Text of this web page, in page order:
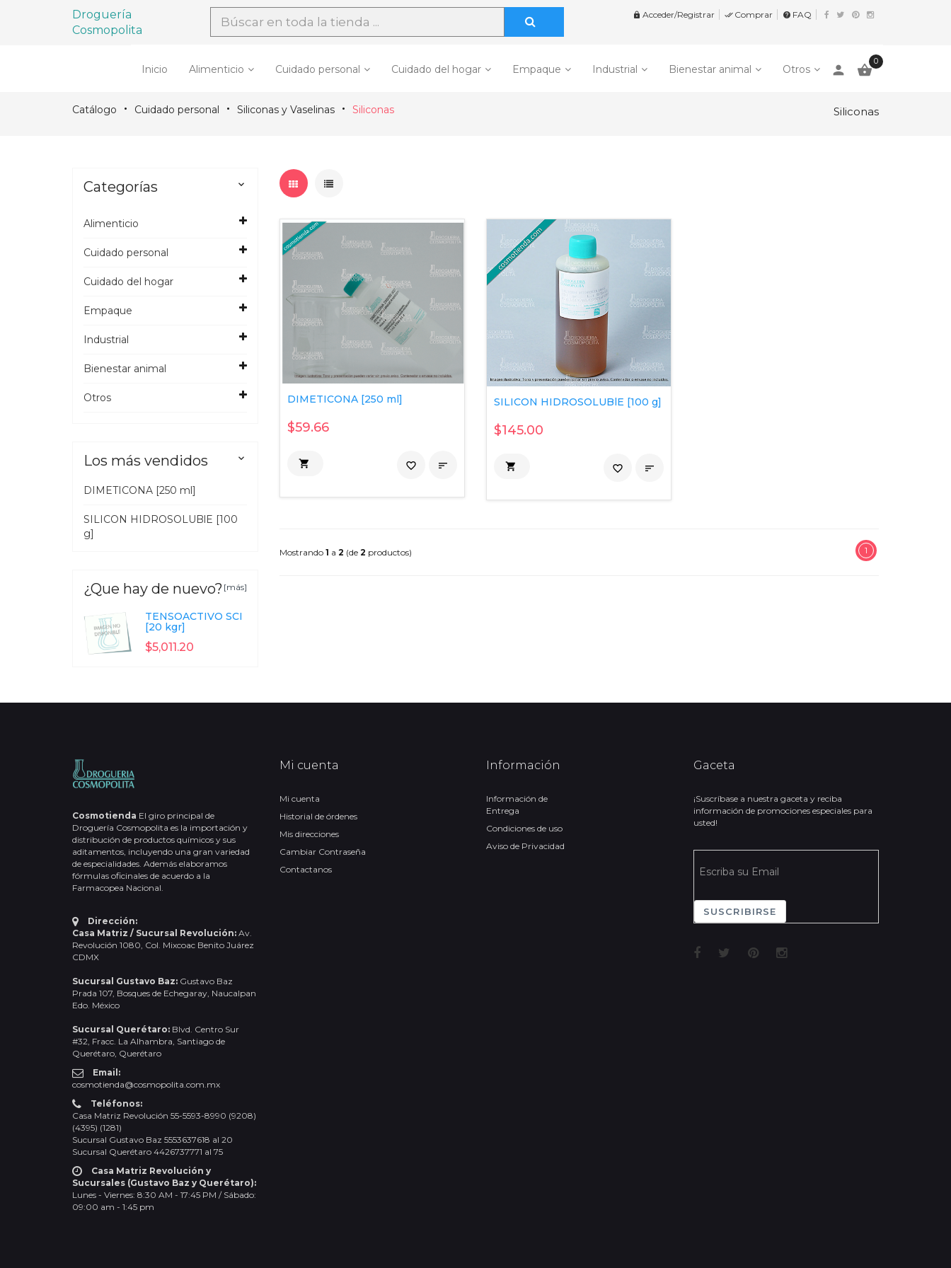
Droguería
Cosmopolita
 Acceder/Registrar  Comprar help FAQ
Inicio Alimenticio Cuidado personal Cuidado del hogar Empaque Industrial Bienestar animal Otros person 
0
Catálogo Cuidado personal Siliconas y Vaselinas Siliconas Siliconas
DIMETICONA [250 ml]
$59.66
 
favorite_border
SILICON HIDROSOLUBlE [100 g]
$145.00
 
favorite_border
Mostrando 1 a 2 (de 2 productos) 1
Categorías 
Alimenticio
Cuidado personal
Cuidado del hogar
Empaque
Industrial
Bienestar animal
Otros
Los más vendidos 
DIMETICONA [250 ml]
SILICON HIDROSOLUBlE [100
g]
¿Que hay de nuevo? [más]
TENSOACTIVO SCI
[20 kgr]
$5,011.20
Cosmotienda El giro principal de
Droguería Cosmopolita es la importación y
distribución de productos químicos y sus
aditamentos, incluyendo una gran variedad
de especialidades. Además elaboramos
fórmulas oficinales de acuerdo a la
Farmacopea Nacional.
Dirección:
Casa Matriz / Sucursal Revolución: Av.
Revolución 1080, Col. Mixcoac Benito Juárez
CDMX
Sucursal Gustavo Baz: Gustavo Baz
Prada 107, Bosques de Echegaray, Naucalpan
Edo. México
Sucursal Querétaro: Blvd. Centro Sur
#32, Fracc. La Alhambra, Santiago de
Querétaro, Querétaro
Email:
cosmotienda@cosmopolita.com.mx
Teléfonos:
Casa Matriz Revolución 55-5593-8990 (9208)
(4395) (1281)
Sucursal Gustavo Baz 5553637618 al 20
Sucursal Querétaro 4426737771 al 75
Casa Matriz Revolución y
Sucursales (Gustavo Baz y Querétaro):
Lunes - Viernes: 8:30 AM - 17:45 PM / Sábado:
09:00 am - 1:45 pm
Mi cuenta
Mi cuenta
Historial de órdenes
Mis direcciones
Cambiar Contraseña
Contactanos
Información
Información de
Entrega
Condiciones de uso
Aviso de Privacidad
Gaceta
¡Suscríbase a nuestra gaceta y reciba
información de promociones especiales para
usted!
SUSCRIBIRSE